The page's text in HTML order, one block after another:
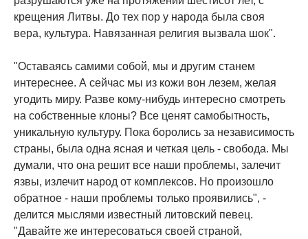
крещения Литвы. До тех пор у народа была своя
вера, культура. Навязанная религия вызвала шок".
"Оставаясь самими собой, мы и другим станем
интереснее. А сейчас мы из кожи вон лезем, желая
угодить миру. Разве кому-нибудь интересно смотреть
на собственные клоны? Все ценят самобытность,
уникальную культуру. Пока боролись за независимость
страны, была одна ясная и четкая цель - свобода. Мы
думали, что она решит все наши проблемы, залечит
язвы, излечит народ от комплексов. Но произошло
обратное - наши проблемы только проявились", -
делится мыслями известный литовский певец.
"Давайте же интересоваться своей страной,